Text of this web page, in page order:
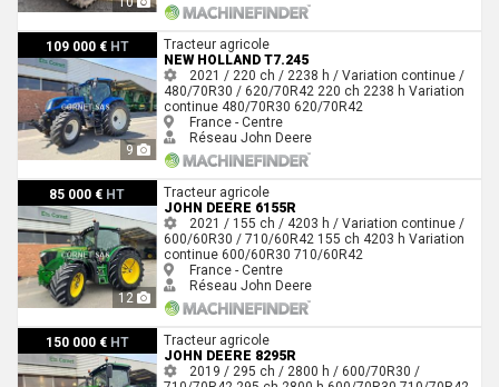
109 000 € HT
9
New Holland T7.245
Tracteur agricole
NEW HOLLAND T7.245
2021 / 220 ch / 2238 h / Variation continue /
480/70R30 / 620/70R42 220 ch 2238 h Variation
continue 480/70R30 620/70R42
France - Centre
Réseau John Deere
85 000 € HT
12
John Deere 6155R
Tracteur agricole
JOHN DEERE 6155R
2021 / 155 ch / 4203 h / Variation continue /
600/60R30 / 710/60R42 155 ch 4203 h Variation
continue 600/60R30 710/60R42
France - Centre
Réseau John Deere
150 000 € HT
John Deere 8295R
Tracteur agricole
JOHN DEERE 8295R
2019 / 295 ch / 2800 h / 600/70R30 /